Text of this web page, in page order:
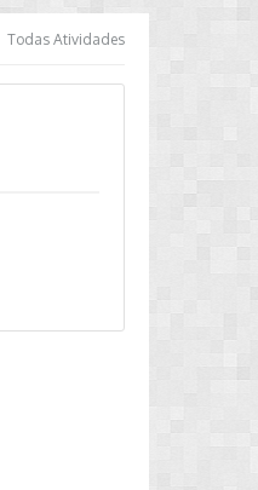
Todas Atividades